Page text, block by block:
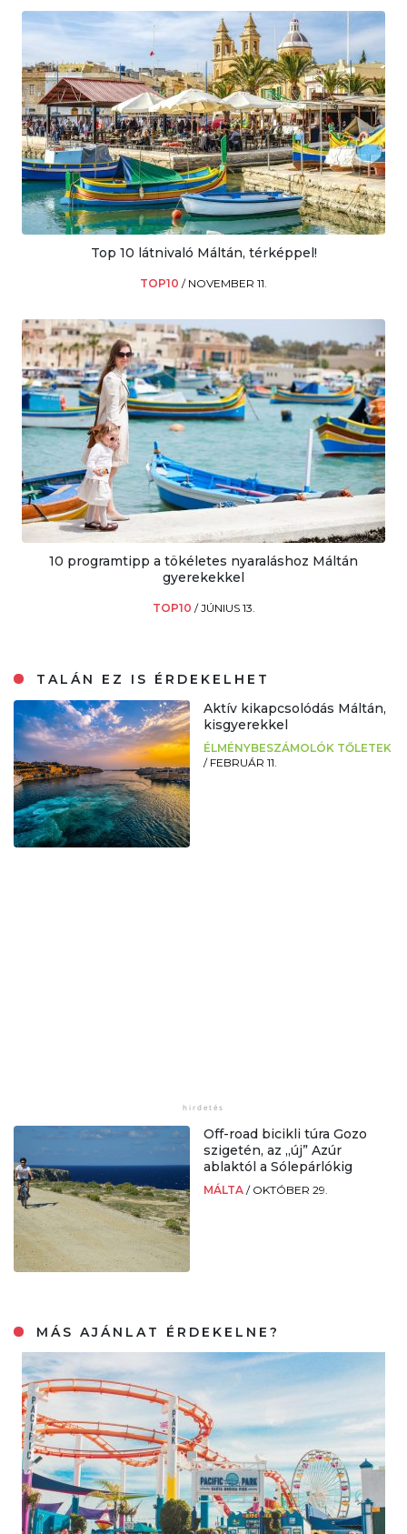
Top 10 látnivaló Máltán, térképpel!
TOP10 / NOVEMBER 11.
10 programtipp a tökéletes nyaraláshoz Máltán
gyerekekkel
TOP10 /JÚNIUS 13.
TALÁN EZ IS ÉRDEKELHET
Aktív kikapcsolódás Máltán,
kisgyerekkel
ÉLMÉNYBESZÁMOLÓK TŐLETEK
/ FEBRUÁR 11.
Off-road bicikli túra Gozo
szigetén, az „új” Azúr
ablaktól a Sólepárlókig
MÁLTA / OKTÓBER 29.
MÁS AJÁNLAT ÉRDEKELNE?